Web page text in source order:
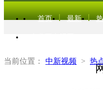
首页 最新
当前位置： 中新视频 > 热